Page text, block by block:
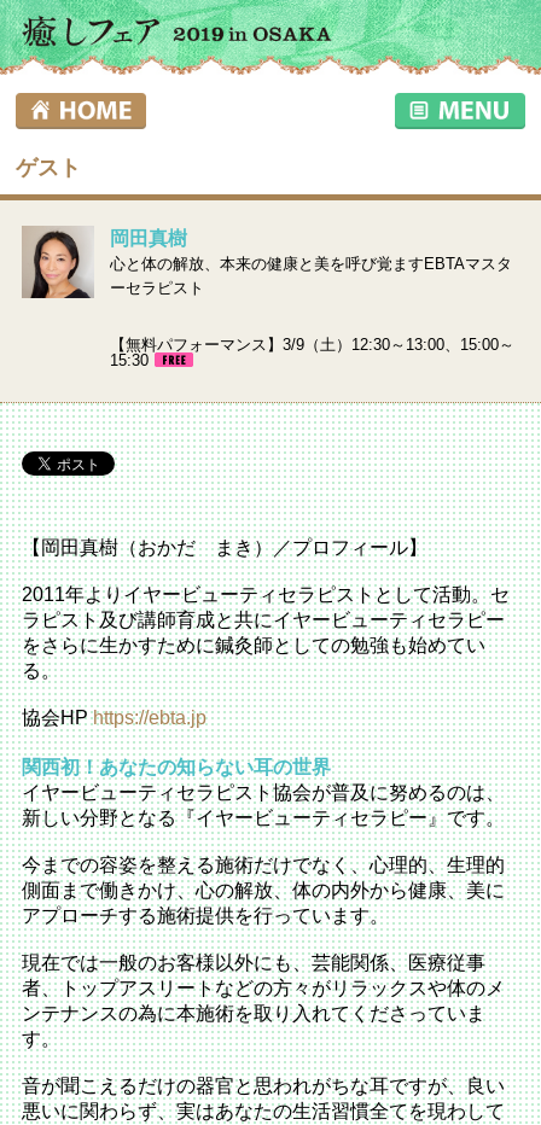
ゲスト
岡田真樹
心と体の解放、本来の健康と美を呼び覚ますEBTAマスタ
ーセラピスト
【無料パフォーマンス】3/9（土）12:30～13:00、15:00～
15:30
【岡田真樹（おかだ まき）／プロフィール】
2011年よりイヤービューティセラピストとして活動。セ
ラピスト及び講師育成と共にイヤービューティセラピー
をさらに生かすために鍼灸師としての勉強も始めてい
る。
協会HPhttps://ebta.jp
関西初！あなたの知らない耳の世界
イヤービューティセラピスト協会が普及に努めるのは、
新しい分野となる『イヤービューティセラピー』です。
今までの容姿を整える施術だけでなく、心理的、生理的
側面まで働きかけ、心の解放、体の内外から健康、美に
アプローチする施術提供を行っています。
現在では一般のお客様以外にも、芸能関係、医療従事
者、トップアスリートなどの方々がリラックスや体のメ
ンテナンスの為に本施術を取り入れてくださっていま
す。
音が聞こえるだけの器官と思われがちな耳ですが、良い
悪いに関わらず、実はあなたの生活習慣全てを現わして